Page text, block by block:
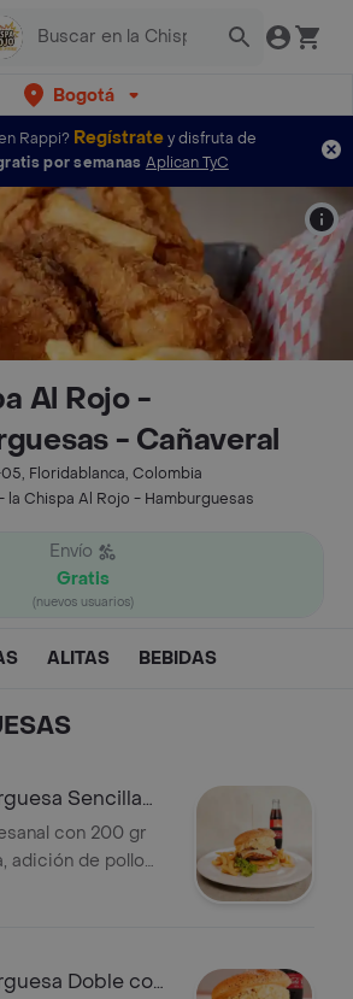
Bogotá
Rappi? Regístratey disfruta de
por semanas Aplican TyC
Al Rojo -
- Cañaveral
Floridablanca, Colombia
la Chispa Al Rojo - Hamburguesas
Envío
Gratis
(nuevos usuarios)
ALITAS BEBIDAS
Sencilla
Chispa
con 200 gr
adición de pollo
tomate,
y tártara.
Doble con